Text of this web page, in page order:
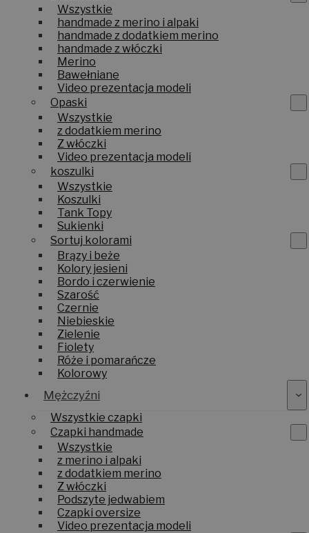
Wszystkie
handmade z merino i alpaki
handmade z dodatkiem merino
handmade z włóczki
Merino
Bawełniane
Video prezentacja modeli
Opaski
Wszystkie
z dodatkiem merino
Z włóczki
Video prezentacja modeli
koszulki
Wszystkie
Koszulki
Tank Topy
Sukienki
Sortuj kolorami
Brązy i beże
Kolory jesieni
Bordo i czerwienie
Szarość
Czernie
Niebieskie
Zielenie
Fiolety
Róże i pomarańcze
Kolorowy
Mężczyźni
Wszystkie czapki
Czapki handmade
Wszystkie
z merino i alpaki
z dodatkiem merino
Z włóczki
Podszyte jedwabiem
Czapki oversize
Video prezentacja modeli